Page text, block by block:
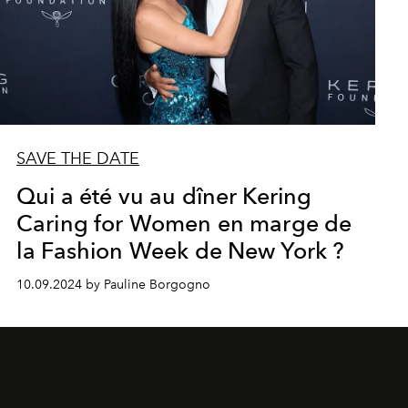
SAVE THE DATE
Qui a été vu au dîner Kering
Caring for Women en marge de
la Fashion Week de New York ?
10.09.2024 by Pauline Borgogno